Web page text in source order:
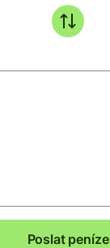
Poslat peníze